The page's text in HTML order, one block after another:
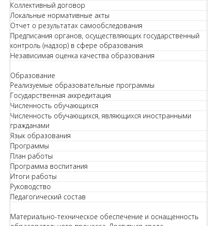
Коллективный договор
Локальные нормативные акты
Отчет о результатах самообследования
Предписания органов, осуществляющих государственный
контроль (надзор) в сфере образования
Независимая оценка качества образования
Образование
Реализуемые образовательные программы
Государственная аккредитация
Численность обучающихся
Численность обучающихся, являющихся иностранными
гражданами
Язык образования
Программы
План работы
Программа воспитания
Итоги работы
Руководство
Педагогический состав
Материально-техническое обеспечение и оснащенность